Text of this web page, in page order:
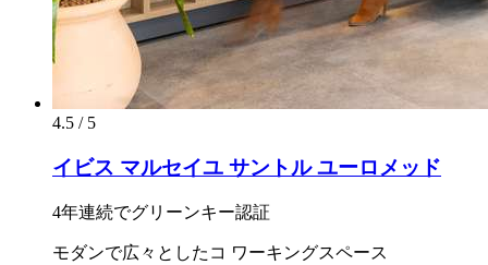
4.5 / 5
イビス マルセイユ サントル ユーロメッド
4年連続でグリーンキー認証
モダンで広々としたコ ワーキングスペース